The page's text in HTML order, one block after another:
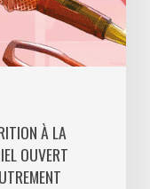
À LA
OUVERT